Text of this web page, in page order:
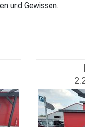
und Gewissen.